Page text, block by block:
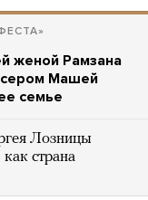
женой Рамзана
Машей
семье
Лозницы
страна